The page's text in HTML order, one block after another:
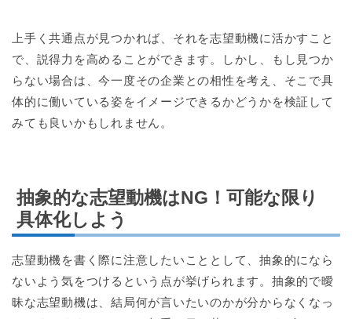
上手く共通点が見つかれば、それを志望動機に活かすこと
で、説得力を高めることができます。しかし、もし見つか
らない場合は、今一度その企業との相性を考え、そこで具
体的に働いている姿をイメージできるかどうかを検証して
みても良いかもしれません。
抽象的な志望動機はNG！可能な限り
具体化しよう
志望動機を書く際に注意したいこととして、抽象的になら
ないよう気をつけるという点が挙げられます。抽象的で曖
昧な志望動機は、結局何が言いたいのかが分からなくなっ